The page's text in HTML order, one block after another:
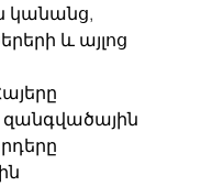
և այլոց
զանգվածային